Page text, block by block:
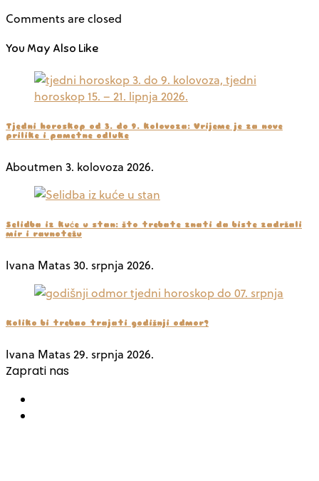
Comments are closed
You May Also Like
Tjedni horoskop od 3. do 9. kolovoza: Vrijeme je za nove
prilike i pametne odluke
Aboutmen 3. kolovoza 2026.
Selidba iz kuće u stan: što trebate znati da biste zadržali
mir i ravnotežu
Ivana Matas30. srpnja 2026.
Koliko bi trebao trajati godišnji odmor?
Ivana Matas29. srpnja 2026.
Zaprati nas